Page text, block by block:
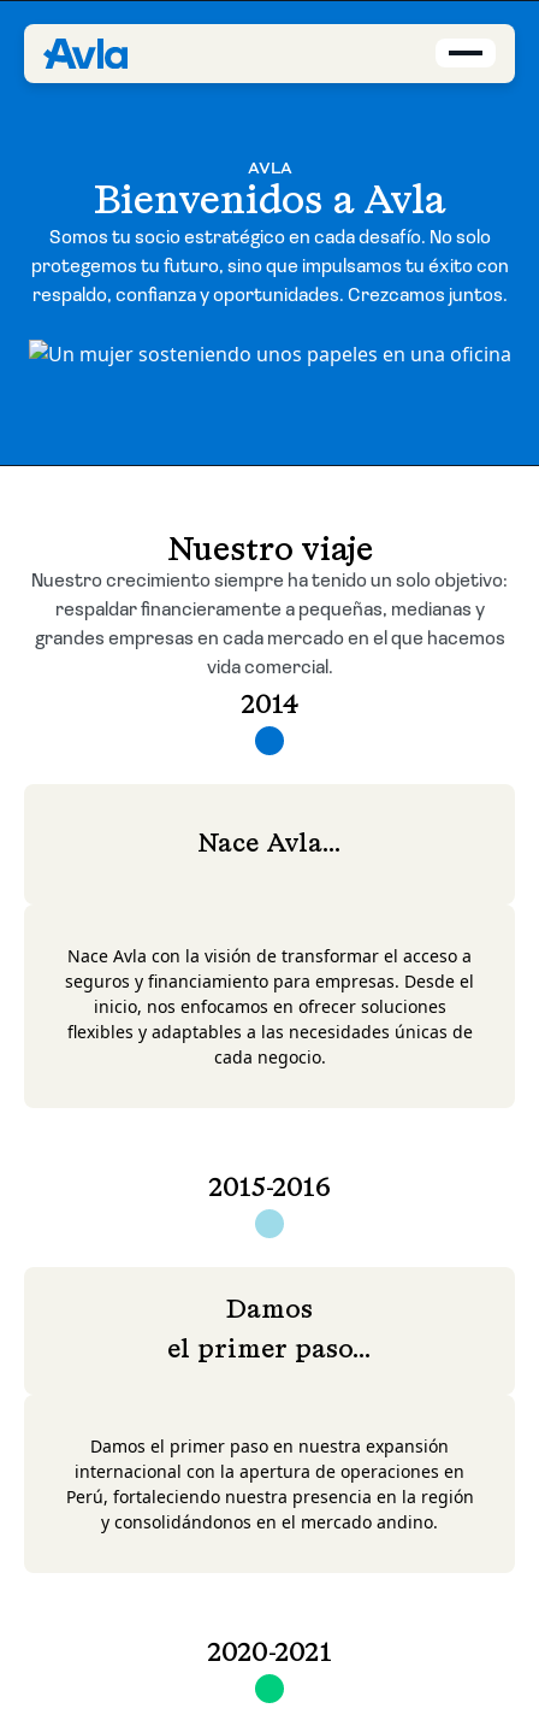
Brokers
Asegurados
Blog
Solicitar cotización
AVLA
Bienvenidos a Avla
Somos tu socio estratégico en cada desafío. No solo
protegemos tu futuro, sino que impulsamos tu éxito con
respaldo, confianza y oportunidades. Crezcamos juntos.
Nuestro viaje
Nuestro crecimiento siempre ha tenido un solo objetivo:
respaldar financieramente a pequeñas, medianas y
grandes empresas en cada mercado en el que hacemos
vida comercial.
2014
Nace Avla...
Nace Avla con la visión de transformar el acceso a
seguros y financiamiento para empresas. Desde el
inicio, nos enfocamos en ofrecer soluciones
flexibles y adaptables a las necesidades únicas de
cada negocio.
2015-2016
Damos
el primer paso...
Damos el primer paso en nuestra expansión
internacional con la apertura de operaciones en
Perú, fortaleciendo nuestra presencia en la región
y consolidándonos en el mercado andino.
2020-2021